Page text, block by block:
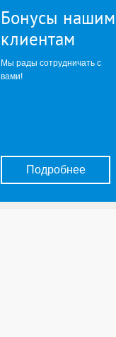
Бонусы нашим
клиентам
Мы рады сотрудничать с
вами!
Подробнее